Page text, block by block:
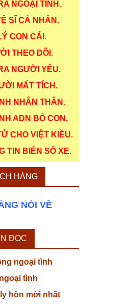
NGOẠI TÌNH .
SĨ CÁ NHÂN .
CON CÁI .
THEO DÕI .
NGƯỜI YÊU.
MẤT TÍCH .
NHÂN THÂN .
ADN BỐ CON .
CHO VIỆT KIỀU.
TIN BIỂN SỐ XE.
HÀNG
NÓI VỀ
ĐỌC
ngoại tình
tình
hôn mới nhất